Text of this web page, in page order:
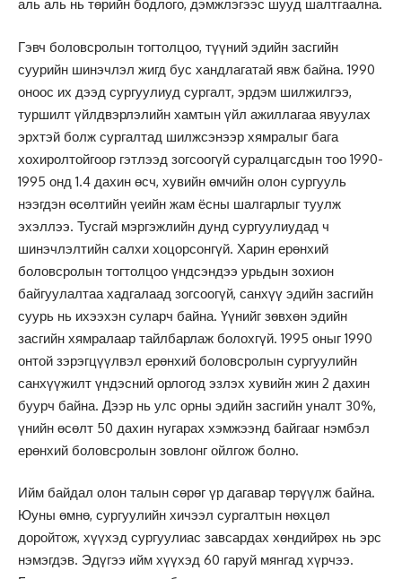
аль аль нь төрийн бодлого, дэмжлэгээс шууд шалтгаална.
Гэвч боловсролын тогтолцоо, түүний эдийн засгийн
суурийн шинэчлэл жигд бус хандлагатай явж байна. 1990
оноос их дээд сургуулиуд сургалт, эрдэм шилжилгээ,
туршилт үйлдвэрлэлийн хамтын үйл ажиллагаа явуулах
эрхтэй болж сургалтад шилжсэнээр хямралыг бага
хохиролтойгоор гэтлээд зогсоогүй суралцагсдын тоо 1990-
1995 онд 1.4 дахин өсч, хувийн өмчийн олон сургууль
нээгдэн өсөлтийн үеийн жам ёсны шалгарлыг туулж
эхэллээ. Тусгай мэргэжлийн дунд сургуулиудад ч
шинэчлэлтийн салхи хоцорсонгүй. Харин ерөнхий
боловсролын тогтолцоо үндсэндээ урьдын зохион
байгуулалтаа хадгалаад зогсоогүй, санхүү эдийн засгийн
суурь нь ихээхэн суларч байна. Үүнийг зөвхөн эдийн
засгийн хямралаар тайлбарлаж болохгүй. 1995 оныг 1990
онтой зэрэгцүүлвэл ерөнхий боловсролын сургуулийн
санхүүжилт үндэсний орлогод эзлэх хувийн жин 2 дахин
буурч байна. Дээр нь улс орны эдийн засгийн уналт 30%,
үнийн өсөлт 50 дахин нугарах хэмжээнд байгааг нэмбэл
ерөнхий боловсролын зовлонг ойлгож болно.
Ийм байдал олон талын сөрөг үр дагавар төрүүлж байна.
Юуны өмнө, сургуулийн хичээл сургалтын нөхцөл
доройтож, хүүхэд сургуулиас завсардах хөндийрөх нь эрс
нэмэгдэв. Эдүгээ ийм хүүхэд 60 гаруй мянгад хүрчээ.